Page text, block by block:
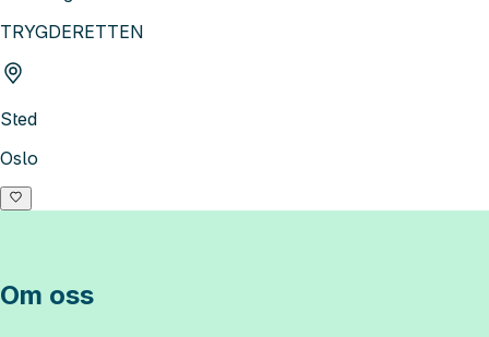
TRYGDERETTEN
Sted
Oslo
Om oss